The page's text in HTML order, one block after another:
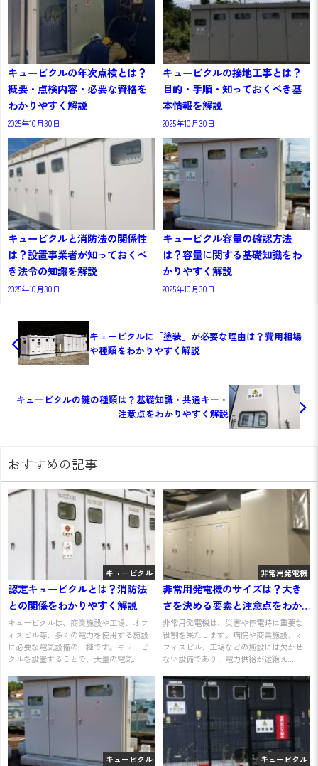
キュービクルの年次点検とは？
概要・点検内容・必要な資格を
わかりやすく解説
2025年10月30日
キュービクルの接地工事とは？
目的・手順・知っておくべき基
本情報を解説
2025年10月30日
キュービクルと消防法の関係性
は？設置事業者が知っておくべ
き法令の知識を解説
2025年10月30日
キュービクル容量の確認方法
は？容量に関する基礎知識をわ
かりやすく解説
2025年10月30日
キュービクルに「塗装」が必要な理由は？費用相場
や種類をわかりやすく解説
キュービクルの鍵の種類は？基礎知識・共通キー・
注意点をわかりやすく解説
おすすめの記事
キュービクル
認定キュービクルとは？消防法
との関係をわかりやすく解説
キュービクルは、商業施設や工場、オフ
ィスビル等、多くの電力を使用する施設
に必要な電気設備の一種です。キュービ
クルを設置することで、大量の電気...
非常用発電機
非常用発電機のサイズは？大き
さを決める要素と注意点をわか
りやすく解説
非常用発電機は、災害や停電時に重要な
役割を果たします。病院や商業施設、オ
フィスビル、工場などの施設には欠かせ
ない設備であり、電力供給が途絶え...
キュービクル キュービクル